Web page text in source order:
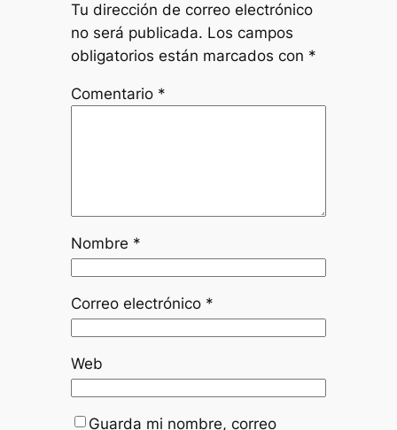
Tu dirección de correo electrónico
no será publicada. Los campos
obligatorios están marcados con *
Comentario *
Nombre *
Correo electrónico *
Web
Guarda mi nombre, correo